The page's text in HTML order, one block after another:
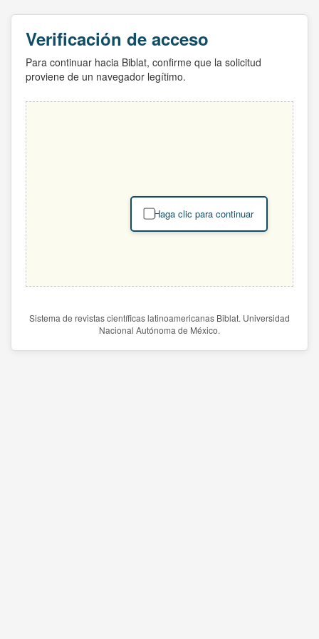
Verificación de acceso
Para continuar hacia Biblat, confirme que la solicitud
proviene de un navegador legítimo.
Haga clic para continuar
Sistema de revistas científicas latinoamericanas Biblat. Universidad
Nacional Autónoma de México.